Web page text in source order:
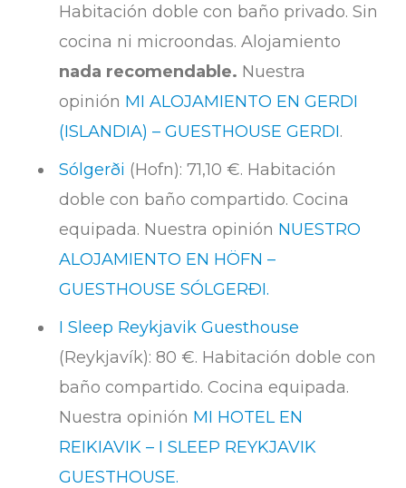
Habitación doble con baño privado. Sin
cocina ni microondas. Alojamiento
nada recomendable. Nuestra
opinión MI ALOJAMIENTO EN GERDI
(ISLANDIA) – GUESTHOUSE GERDI.
Sólgerði (Hofn): 71,10 €. Habitación
doble con baño compartido. Cocina
equipada. Nuestra opinión NUESTRO
ALOJAMIENTO EN HÖFN –
GUESTHOUSE SÓLGERÐI.
I Sleep Reykjavik Guesthouse
(Reykjavík): 80 €. Habitación doble con
baño compartido. Cocina equipada.
Nuestra opinión MI HOTEL EN
REIKIAVIK – I SLEEP REYKJAVIK
GUESTHOUSE.